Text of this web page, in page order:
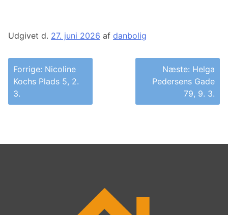
Udgivet d. 27. juni 2026 af danbolig
Indlægsnavigation
Forrige: Nicoline
Kochs Plads 5, 2.
3.
Næste: Helga
Pedersens Gade
79, 9. 3.